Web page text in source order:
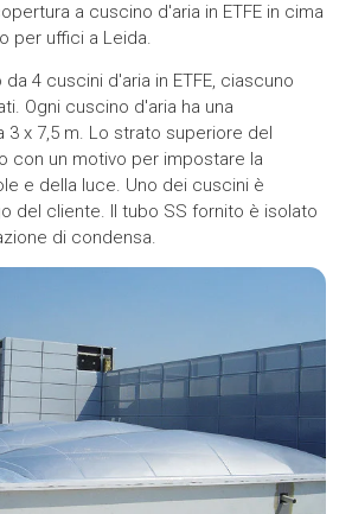
a cuscino d'aria in ETFE in cima
per uffici a Leida.
4 cuscini d'aria in ETFE, ciascuno
Ogni cuscino d'aria ha una
3 x 7,5 m. Lo strato superiore del
con un motivo per impostare la
e della luce. Uno dei cuscini è
del cliente. Il tubo SS fornito è isolato
di condensa.